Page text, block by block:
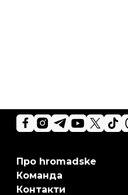
Про hromadske
Команда
Контакти